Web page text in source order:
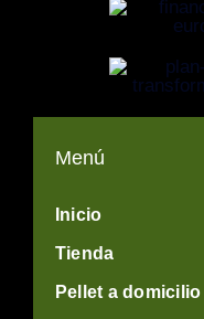
Menú
Inicio
Tienda
Pellet a domicilio